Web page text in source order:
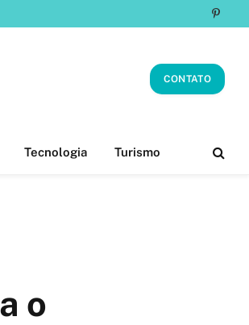
CONTATO
Tecnologia Turismo
o